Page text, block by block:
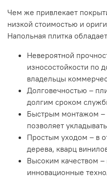
Чем же привлекает
низкой стоимостью и
Напольная плитка
Невероятной
износостойкости по
владельцы
Долговечностью –
долгим сроком
Быстрым монтажом –
позволяет
Простым уходом – в
дерева, кварц
Высоким качеством –
инновационные